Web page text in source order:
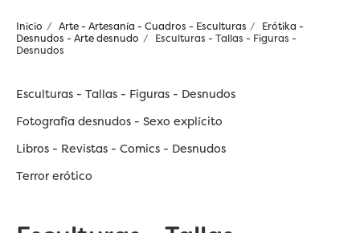
Inicio Arte - Artesanía - Cuadros - Esculturas
Erótika -
Desnudos - Arte desnudo
Esculturas - Tallas - Figuras -
Desnudos
Esculturas - Tallas - Figuras - Desnudos
Fotografía desnudos - Sexo explícito
Libros - Revistas - Comics - Desnudos
Terror erótico